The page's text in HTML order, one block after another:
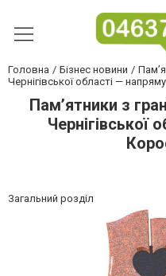
Головна Бізнес новини
Чернігівської області —
Пам’ятники з
Чернігівської
Загальний розділ